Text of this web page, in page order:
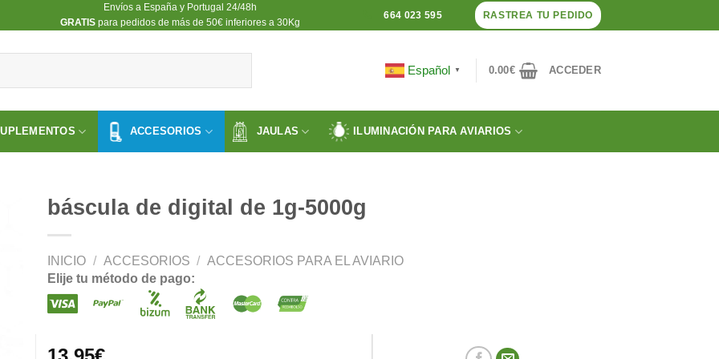
Envíos a España y Portugal 24/48h
​GRATISpara pedidos de más de 50€ inferiores a 30Kg
664 023 595 RASTREA TU PEDIDO
Español ▼ 0.00€ ACCEDER
ACCESORIOS JAULAS ILUMINACIÓN PARA AVIARIOS
báscula de digital de 1g-5000g
INICIO / ACCESORIOS / ACCESORIOS PARA EL AVIARIO
Elije tu método de pago: